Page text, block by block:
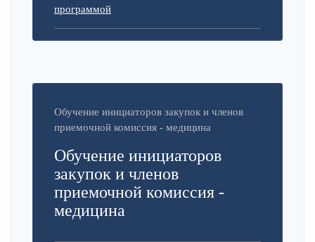
программой
Обучение инициаторов закупок и членов
приемочной комиссия - медицина
Обучение инициаторов
закупок и членов
приемочной комиссия -
медицина